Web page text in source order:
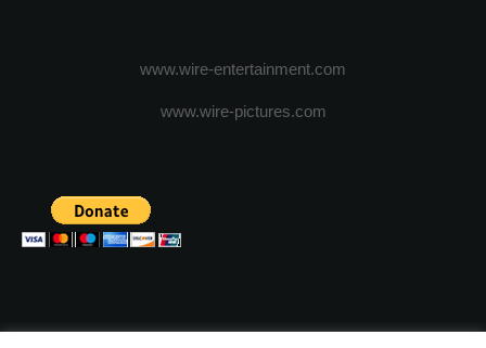
www.wire-entertainment.com
www.wire-pictures.com